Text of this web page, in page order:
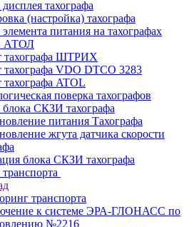
тахографа
(настройка) тахографа
питания на тахографах
АТОЛ
тахографа ШТРИХ
тахографа VDO DTCO 3283
тахографа ATOL
поверка тахографов
блока СКЗИ тахографа
питания Тахографа
жгута датчика скорости
блока СКЗИ тахографа
транспорта
к системе ЭРА-ГЛОНАСС по
№2216